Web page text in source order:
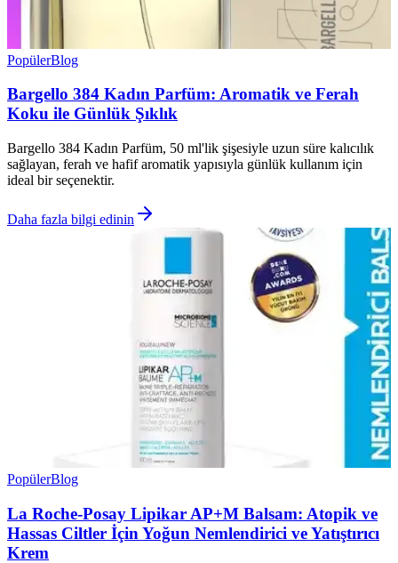
PopülerBlog
Bargello 384 Kadın Parfüm: Aromatik ve Ferah
Koku ile Günlük Şıklık
Bargello 384 Kadın Parfüm, 50 ml'lik şişesiyle uzun süre kalıcılık
sağlayan, ferah ve hafif aromatik yapısıyla günlük kullanım için
ideal bir seçenektir.
Daha fazla bilgi edinin
PopülerBlog
La Roche-Posay Lipikar AP+M Balsam: Atopik ve
Hassas Ciltler İçin Yoğun Nemlendirici ve Yatıştırıcı
Krem